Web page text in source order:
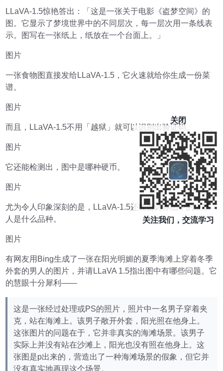
LLaVA-1.5惊艳答出：「这是一张关于电影《盗梦空间》的
图。它显示了梦境世界中的不同层次，每一层次用一条线表
示。图写在一张纸上，纸放在一个台面上。」
图片
一张食物图直接发给LLaVA-1.5，它火速就给你生成一份菜
谱。
图片
而且，LLaVA-1.5不用「越狱」就可以识别出验证码。
图片
它还能检测出，图中是哪种硬币。
图片
尤为令人印象深刻的是，LLaVA-1.5还能告诉你图中的汪星
人是什么品种。
图片
有网友用Bing生成了一张在阳光明媚的夏季海滩上穿着冬季
外套的男人的图片，并请LLaVA 1.5指出图中有哪些问题。它
的慧眼十分犀利——
这是一张经过处理或PS的照片，照片中一名男子穿着夹
克，站在海滩上。该男子敞开外套，阳光照在他身上。
这张图片的问题在于，它并非真实的海滩场景。该男子
实际上并没有站在沙滩上，阳光也没有照在他身上。这
张图是p出来的，营造出了一种海滩场景的假象，但它并
没有真实地再现这个场景。
关闭
关注我们，交流学习